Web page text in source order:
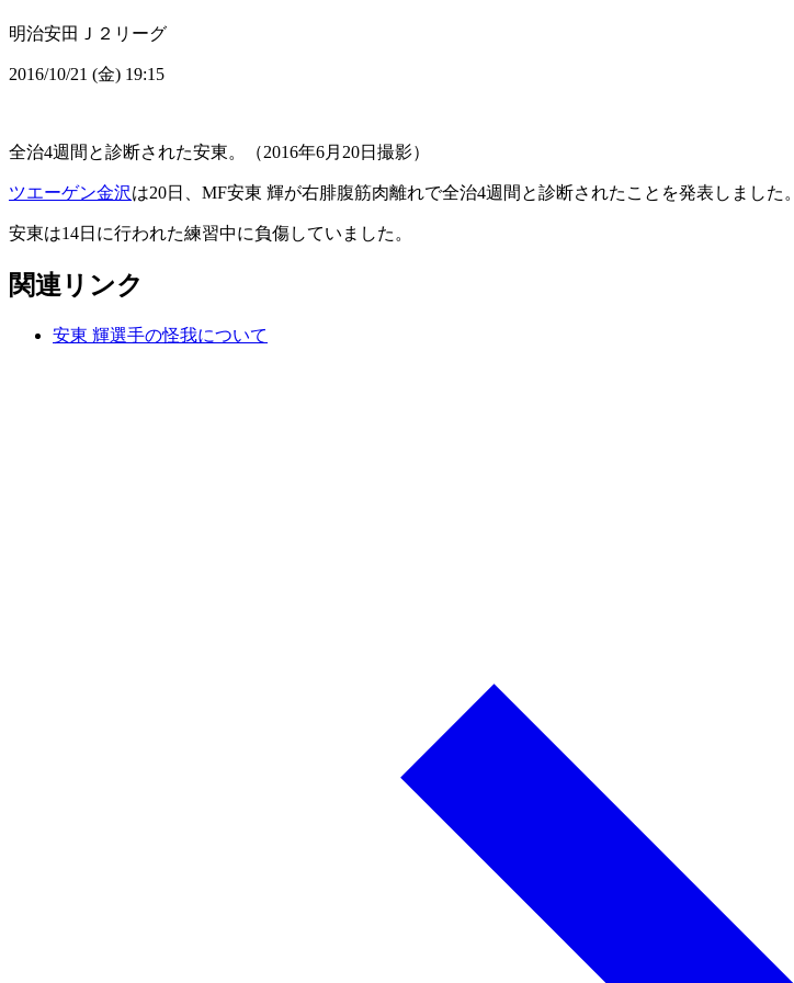
明治安田Ｊ２リーグ
2016/10/21 (金) 19:15
全治4週間と診断された安東。（2016年6月20日撮影）
ツエーゲン金沢は20日、MF安東 輝が右腓腹筋肉離れで全治4週間と診断されたことを発表しました。
安東は14日に行われた練習中に負傷していました。
関連リンク
安東 輝選手の怪我について